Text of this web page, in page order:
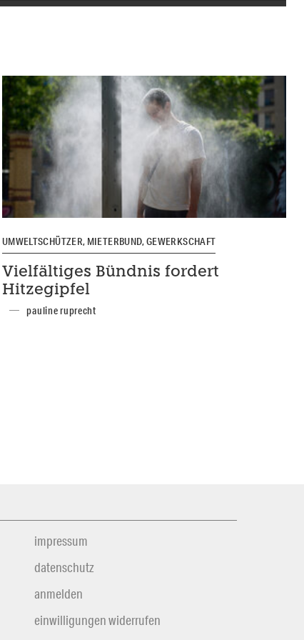
UMWELTSCHÜTZER, MIETERBUND, GEWERKSCHAFT
Vielfältiges Bündnis fordert
Hitzegipfel
pauline ruprecht
impressum
datenschutz
anmelden
einwilligungen widerrufen